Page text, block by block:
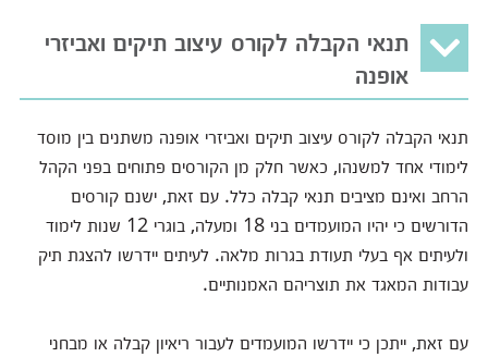
תנאי הקבלה לקורס עיצוב תיקים ואביזרי
אופנה
תנאי הקבלה לקורס עיצוב תיקים ואביזרי אופנה משתנים בין מוסד
לימודי אחד למשנהו, כאשר חלק מן הקורסים פתוחים בפני הקהל
הרחב ואינם מציבים תנאי קבלה כלל. עם זאת, ישנם קורסים
הדורשים כי יהיו המועמדים בני 18 ומעלה, בוגרי 12 שנות לימוד
ולעיתים אף בעלי תעודת בגרות מלאה. לעיתים יידרשו להצגת תיק
עבודות המאגד את תוצריהם האמנותיים.
עם זאת, ייתכן כי יידרשו המועמדים לעבור ריאיון קבלה או מבחני